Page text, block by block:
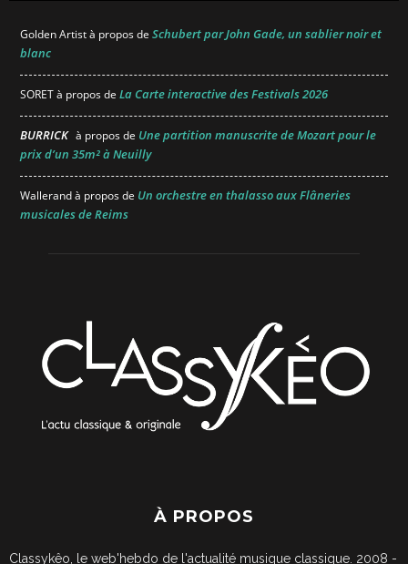
Golden Artistà propos de Schubert par John Gade, un sablier noir et
blanc
SORETà propos de La Carte interactive des Festivals 2026
BURRICK à propos de Une partition manuscrite de Mozart pour le
prix d’un 35m² à Neuilly
Wallerandà propos de Un orchestre en thalasso aux Flâneries
musicales de Reims
À PROPOS
Classykêo, le web'hebdo de l'actualité musique classique. 2008 -